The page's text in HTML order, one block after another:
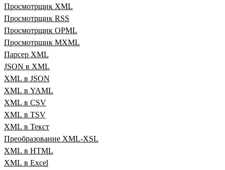
Просмотрщик XML
Просмотрщик RSS
Просмотрщик OPML
Просмотрщик MXML
Парсер XML
JSON в XML
XML в JSON
XML в YAML
XML в CSV
XML в TSV
XML в Текст
Преобразование XML‑XSL
XML в HTML
XML в Excel